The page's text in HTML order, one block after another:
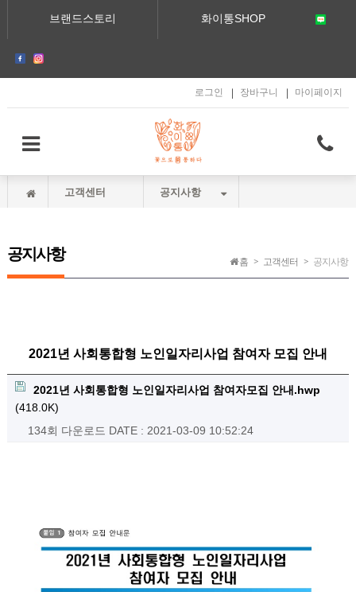
브랜드스토리
화이통SHOP
로그인 장바구니 마이페이지
고객센터 공지사항
홈 고객센터 공지사항
공지사항
2021년 사회통합형 노인일자리사업 참여자 모집 안내
2021년 사회통합형 노인일자리사업 참여자모집 안내.hwp
(418.0K)
134회 다운로드 DATE : 2021-03-09 10:52:24